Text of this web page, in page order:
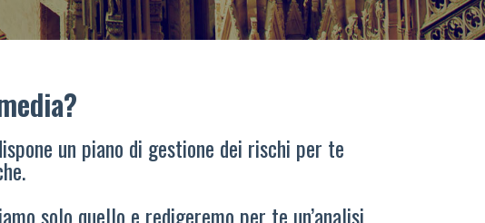
un piano di gestione dei rischi per te
solo quello e redigeremo per te un’analisi